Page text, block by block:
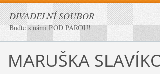
DIVADELNÍ SOUBOR
Buďte s námi POD PAROU!
MARUŠKA